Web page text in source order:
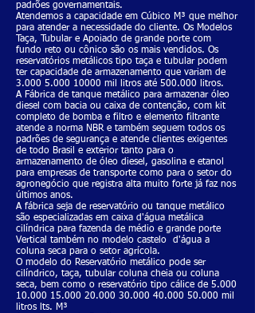
padrões governamentais.
Atendemos a capacidade em Cúbico M³ que melhor
para atender a necessidade do cliente. Os Modelos
Taça, Tubular e Apoiado de grande porte com
fundo reto ou cônico são os mais vendidos. Os
reservatórios metálicos tipo taça e tubular podem
ter capacidade de armazenamento que variam de
3.000 5.000 10000 mil litros até 500.000 litros.
A Fábrica de tanque metálico para armazenar óleo
diesel com bacia ou caixa de contenção, com kit
completo de bomba e filtro e elemento filtrante
atende a norma NBR e também seguem todos os
padrões de segurança e atende clientes exigentes
de todo Brasil e exterior tanto para o
armazenamento de óleo diesel, gasolina e etanol
para empresas de transporte como para o setor do
agronegócio que registra alta muito forte já faz nos
últimos anos.
A fábrica seja de reservatório ou tanque metálico
são especializadas em caixa d'água metálica
cilíndrica para fazenda de médio e grande porte
Vertical também no modelo castelo d'água a
coluna seca para o setor agrícola.
O modelo do Reservatório metálico pode ser
cilíndrico, taça, tubular coluna cheia ou coluna
seca, bem como o reservatório tipo cálice de 5.000
10.000 15.000 20.000 30.000 40.000 50.000 mil
litros lts. M³